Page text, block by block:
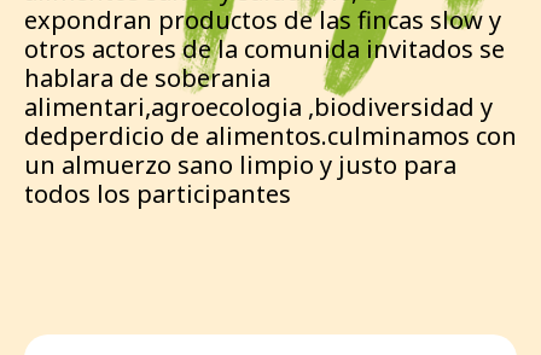
expondran productos de las fincas slow y
otros actores de la comunida invitados se
hablara de soberania
alimentari,agroecologia ,biodiversidad y
dedperdicio de alimentos.culminamos con
un almuerzo sano limpio y justo para
todos los participantes